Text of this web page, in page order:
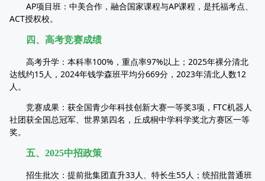
AP项目班：中美合作，融合国家课程与AP课程，是托福考点、
ACT授权校。
四、高考竞赛成绩
高考升学：本科率100%，重点率97%以上；2025年裸分清北
达线约15人，2024年钱学森班平均分669分，2023年清北人数12
人。
竞赛成果：获全国青少年科技创新大赛一等奖3项，FTC机器人
社团获全国总冠军、世界第四名，丘成桐中学科学奖北方赛区一等
奖。
五、2025中招政策
招生批次：提前批集团直升33人、特长生55人；统招批普通班